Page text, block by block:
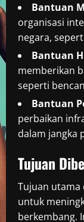
Bantuan
organisasi
negara,
Bantuan
memberikan
seperti
Bantuan
perbaikan
dalam jangka
Tujuan
Tujuan
untuk
berkembang.